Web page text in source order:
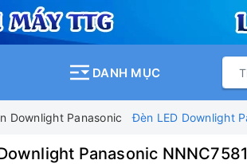
DANH MỤC
Downlight Panasonic Đèn LED Downlight
Panasonic